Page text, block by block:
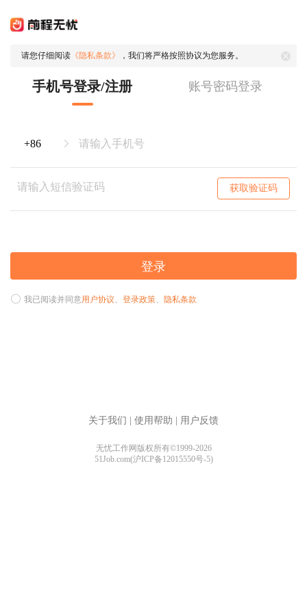
请您仔细阅读 《隐私条款》 ，我们将严格按照协议为您服务。
手机号登录/注册 账号密码登录
获取验证码
登录
我已阅读并同意用户协议、 登录政策、 隐私条款
关于我们 使用帮助 用户反馈
无忧工作网版权所有©1999-2026
51Job.com(沪ICP备12015550号-5)